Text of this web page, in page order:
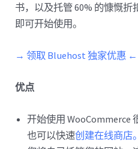
书，以及托管 60% 的慷慨折
即可开始使用。
→ 领取 Bluehost 独家优惠 ←
优点
开始使用 WooCommerce
也可以快速创建在线商店。